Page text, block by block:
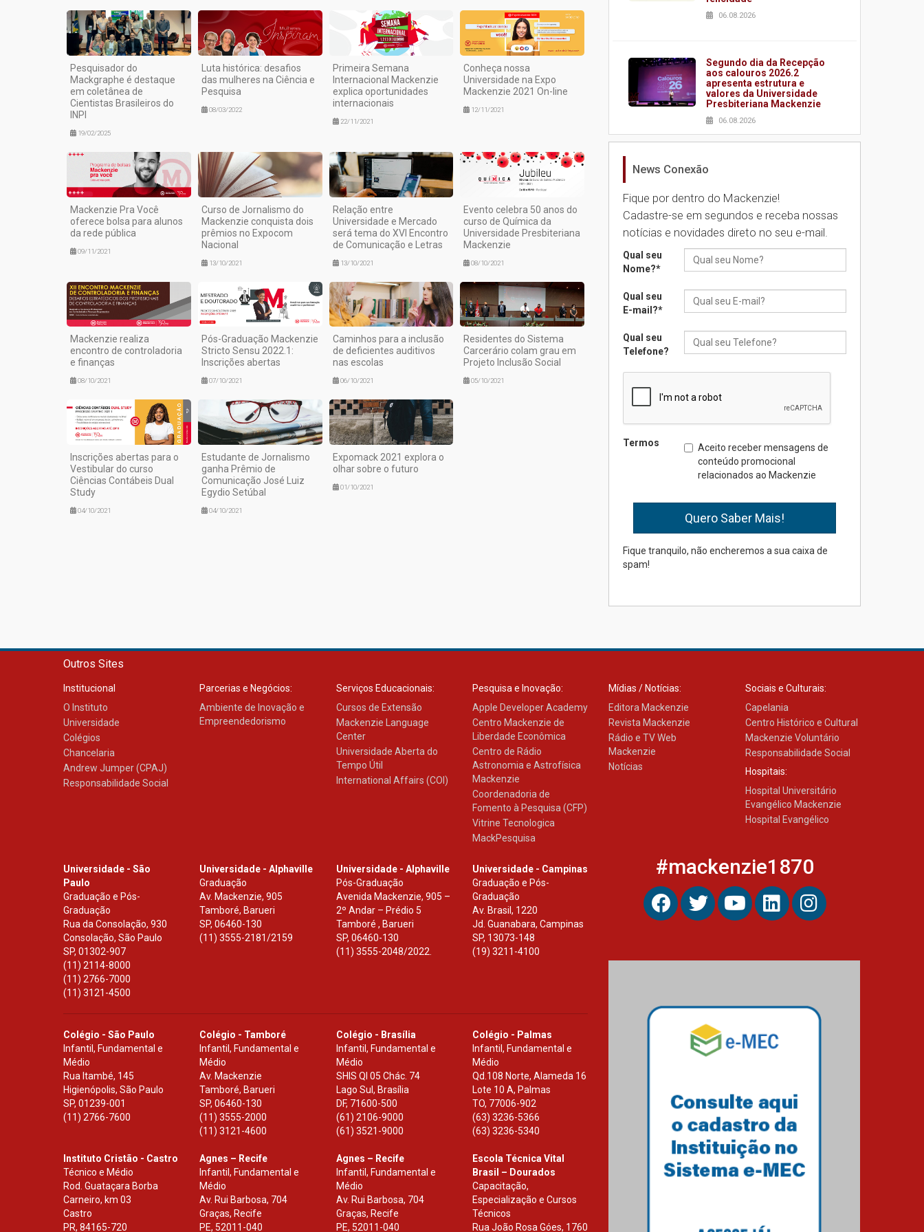
Pesquisador do
Mackgraphe é destaque
em coletânea de
Cientistas Brasileiros do
INPI
19/02/2025
Luta histórica: desafios
das mulheres na Ciência e
Pesquisa
08/03/2022
Primeira Semana
Internacional Mackenzie
explica oportunidades
internacionais
22/11/2021
Conheça nossa
Universidade na Expo
Mackenzie 2021 On-line
12/11/2021
Mackenzie Pra Você
oferece bolsa para alunos
da rede pública
09/11/2021
Curso de Jornalismo do
Mackenzie conquista dois
prêmios no Expocom
Nacional
13/10/2021
Relação entre
Universidade e Mercado
será tema do XVI Encontro
de Comunicação e Letras
13/10/2021
Evento celebra 50 anos do
curso de Química da
Universidade Presbiteriana
Mackenzie
08/10/2021
Mackenzie realiza
encontro de controladoria
e finanças
08/10/2021
Pós-Graduação Mackenzie
Stricto Sensu 2022.1:
Inscrições abertas
07/10/2021
Caminhos para a inclusão
de deficientes auditivos
nas escolas
06/10/2021
Residentes do Sistema
Carcerário colam grau em
Projeto Inclusão Social
05/10/2021
Inscrições abertas para o
Vestibular do curso
Ciências Contábeis Dual
Study
04/10/2021
Estudante de Jornalismo
ganha Prêmio de
Comunicação José Luiz
Egydio Setúbal
04/10/2021
Expomack 2021 explora o
olhar sobre o futuro
01/10/2021
06.08.2026
Segundo dia da Recepção
aos calouros 2026.2
apresenta estrutura e
valores da Universidade
Presbiteriana Mackenzie
06.08.2026
Nova apresentação do
brasileira
05.08.2026
Universidade Mackenzie
realizará nova edição da
05.08.2026
Seminário discute desafios
das novas tecnologias em
04.08.2026
Mackenzie recepciona os
calouros do segundo
semestre de 2026
04.08.2026
Brasília prepara seus
estudantes para o PAS antes
mesmo do Ensino Médio
News Conexão
Fique por dentro do Mackenzie!
Cadastre-se em segundos e receba nossas
notícias e novidades direto no seu e-mail.
Qual seu
Nome?*
Qual seu
E-mail?*
Qual seu
Telefone?
Termos
Aceito receber mensagens de
conteúdo promocional
relacionados ao Mackenzie
Fique tranquilo, não encheremos a sua caixa de
spam!
Outros Sites
Institucional
O Instituto
Universidade
Colégios
Chancelaria
Andrew Jumper (CPAJ)
Responsabilidade Social
Parcerias e Negócios:
Ambiente de Inovação e
Empreendedorismo
Serviços Educacionais:
Cursos de Extensão
Mackenzie Language
Center
Universidade Aberta do
Tempo Útil
International Affairs (COI)
Pesquisa e Inovação:
Apple Developer Academy
Centro Mackenzie de
Liberdade Econômica
Centro de Rádio
Astronomia e Astrofísica
Mackenzie
Coordenadoria de
Fomento à Pesquisa (CFP)
Vitrine Tecnologica
MackPesquisa
Mídias / Notícias:
Editora Mackenzie
Revista Mackenzie
Rádio e TV Web
Mackenzie
Notícias
Sociais e Culturais:
Capelania
Centro Histórico e Cultural
Mackenzie Voluntário
Responsabilidade Social
Hospitais:
Hospital Universitário
Evangélico Mackenzie
Hospital Evangélico
Universidade - São
Paulo
Graduação e Pós-
Graduação
Rua da Consolação, 930
Consolação, São Paulo
SP, 01302-907
(11) 2114-8000
(11) 2766-7000
(11) 3121-4500
Universidade - Alphaville
Graduação
Av. Mackenzie, 905
Tamboré, Barueri
SP,06460-130
(11) 3555-2181/2159
Universidade - Alphaville
Pós-Graduação
Avenida Mackenzie, 905 –
2º Andar – Prédio 5
Tamboré , Barueri
SP, 06460-130
(11) 3555-2048/2022.
Universidade - Campinas
Graduação e Pós-
Graduação
Av. Brasil, 1220
Jd. Guanabara, Campinas
SP, 13073-148
(19) 3211-4100
Colégio - São Paulo
Infantil, Fundamental e
Médio
Rua Itambé, 145
Higienópolis, São Paulo
SP, 01239-001
(11) 2766-7600
Colégio - Tamboré
Infantil, Fundamental e
Médio
Av. Mackenzie
Tamboré, Barueri
SP,06460-130
(11) 3555-2000
(11) 3121-4600
Colégio - Brasília
Infantil, Fundamental e
Médio
SHIS Ql 05 Chác. 74
Lago Sul, Brasília
DF, 71600-500
(61) 2106-9000
(61) 3521-9000
Colégio - Palmas
Infantil, Fundamental e
Médio
Qd.108 Norte, Alameda 16
Lote 10 A, Palmas
TO, 77006-902
(63) 3236-5366
(63) 3236-5340
Instituto Cristão - Castro
Técnico e Médio
Rod. Guataçara Borba
Carneiro, km 03
Castro
PR, 84165-720
Agnes – Recife
Infantil, Fundamental e
Médio
Av. Rui Barbosa, 704
Graças, Recife
PE, 52011-040
Agnes – Recife
Infantil, Fundamental e
Médio
Av. Rui Barbosa, 704
Graças, Recife
PE, 52011-040
Escola Técnica Vital
Brasil – Dourados
Capacitação,
Especialização e Cursos
Técnicos
Rua João Rosa Góes, 1760
#mackenzie1870